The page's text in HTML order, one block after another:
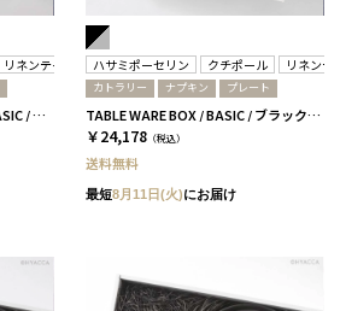
リネンテイルズ
URBAN TABLE WARE BOX / BASIC / ブラック＆ミラーシルバー
ハサミポーセリン クチポール リネンテ
カトラリー ナプキン プレート
TABLE WARE BOX / BASIC / ブラック＆ミラーシルバー
￥24,178 （税込）
送料無料
最短8月11日(火)にお届け